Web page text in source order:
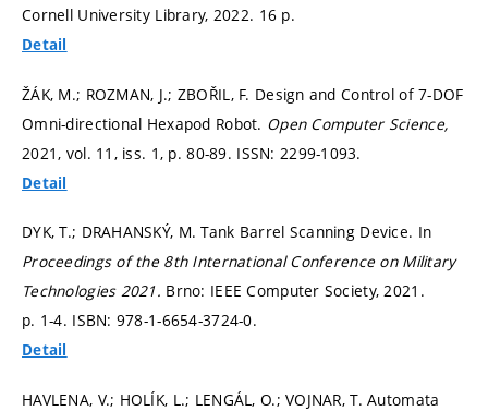
Cornell University Library, 2022. 16 p.
Detail
ŽÁK, M.; ROZMAN, J.; ZBOŘIL, F. Design and Control of 7-DOF
Omni-directional Hexapod Robot. Open Computer Science,
2021, vol. 11, iss. 1, p. 80-89. ISSN: 2299-1093.
Detail
DYK, T.; DRAHANSKÝ, M. Tank Barrel Scanning Device. In
Proceedings of the 8th International Conference on Military
Technologies 2021. Brno: IEEE Computer Society, 2021.
p. 1-4. ISBN: 978-1-6654-3724-0.
Detail
HAVLENA, V.; HOLÍK, L.; LENGÁL, O.; VOJNAR, T. Automata